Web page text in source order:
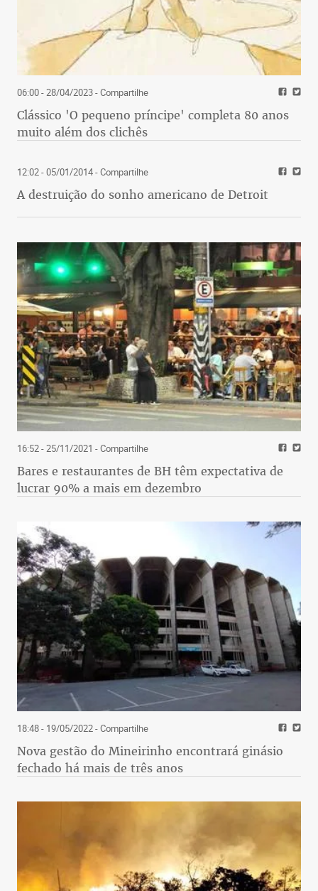
06:00 - 28/04/2023- Compartilhe
Clássico 'O pequeno príncipe' completa 80 anos
muito além dos clichês
12:02 - 05/01/2014- Compartilhe
A destruição do sonho americano de Detroit
16:52 - 25/11/2021 - Compartilhe
Bares e restaurantes de BH têm expectativa de
lucrar 90% a mais em dezembro
18:48 - 19/05/2022- Compartilhe
Nova gestão do Mineirinho encontrará ginásio
fechado há mais de três anos